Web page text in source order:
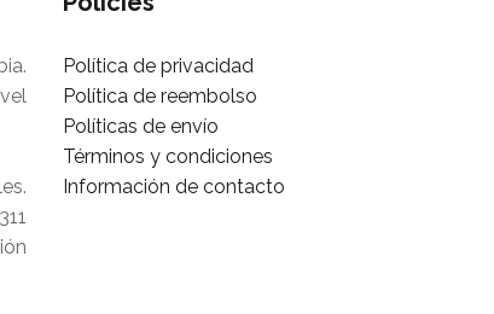
Política de privacidad
Política de reembolso
Políticas de envío
Términos y condiciones
Información de contacto